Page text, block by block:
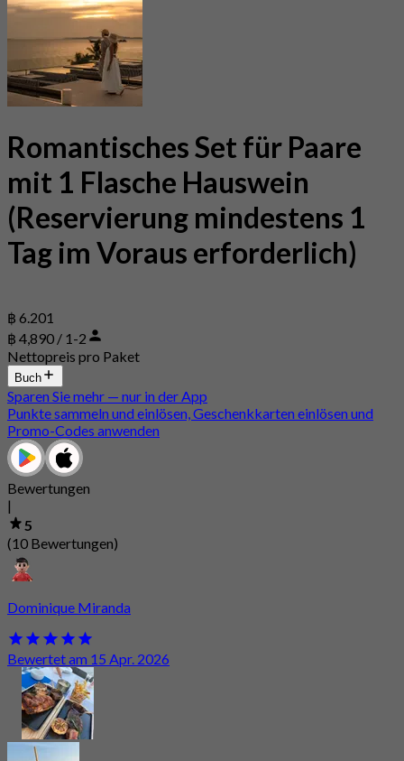
Romantisches Set für Paare
mit 1 Flasche Hauswein
(Reservierung mindestens 1
Tag im Voraus erforderlich)
฿ 6.201
฿ 4,890 / 1-2
Nettopreis pro Paket
Buch
Sparen Sie mehr — nur in der App
Punkte sammeln und einlösen, Geschenkkarten einlösen und
Promo-Codes anwenden
Bewertungen
|
5
(10 Bewertungen)
Dominique Miranda
Bewertet am 15 Apr. 2026